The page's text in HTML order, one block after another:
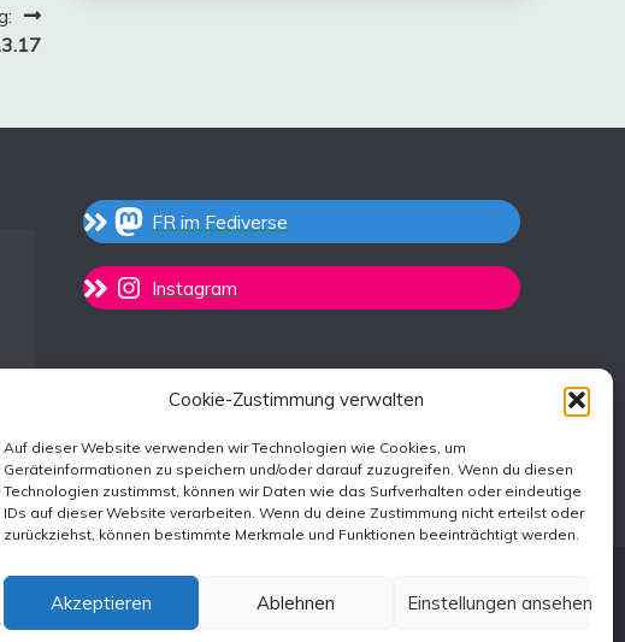
Cookie-Zustimmung verwalten
Auf dieser Website verwenden wir Technologien wie Cookies, um
Geräteinformationen zu speichern und/oder darauf zuzugreifen. Wenn du diesen
Technologien zustimmst, können wir Daten wie das Surfverhalten oder eindeutige
IDs auf dieser Website verarbeiten. Wenn du deine Zustimmung nicht erteilst oder
zurückziehst, können bestimmte Merkmale und Funktionen beeinträchtigt werden.
Akzeptieren Ablehnen Einstellungen ansehen
FR im Fediverse
Instagram